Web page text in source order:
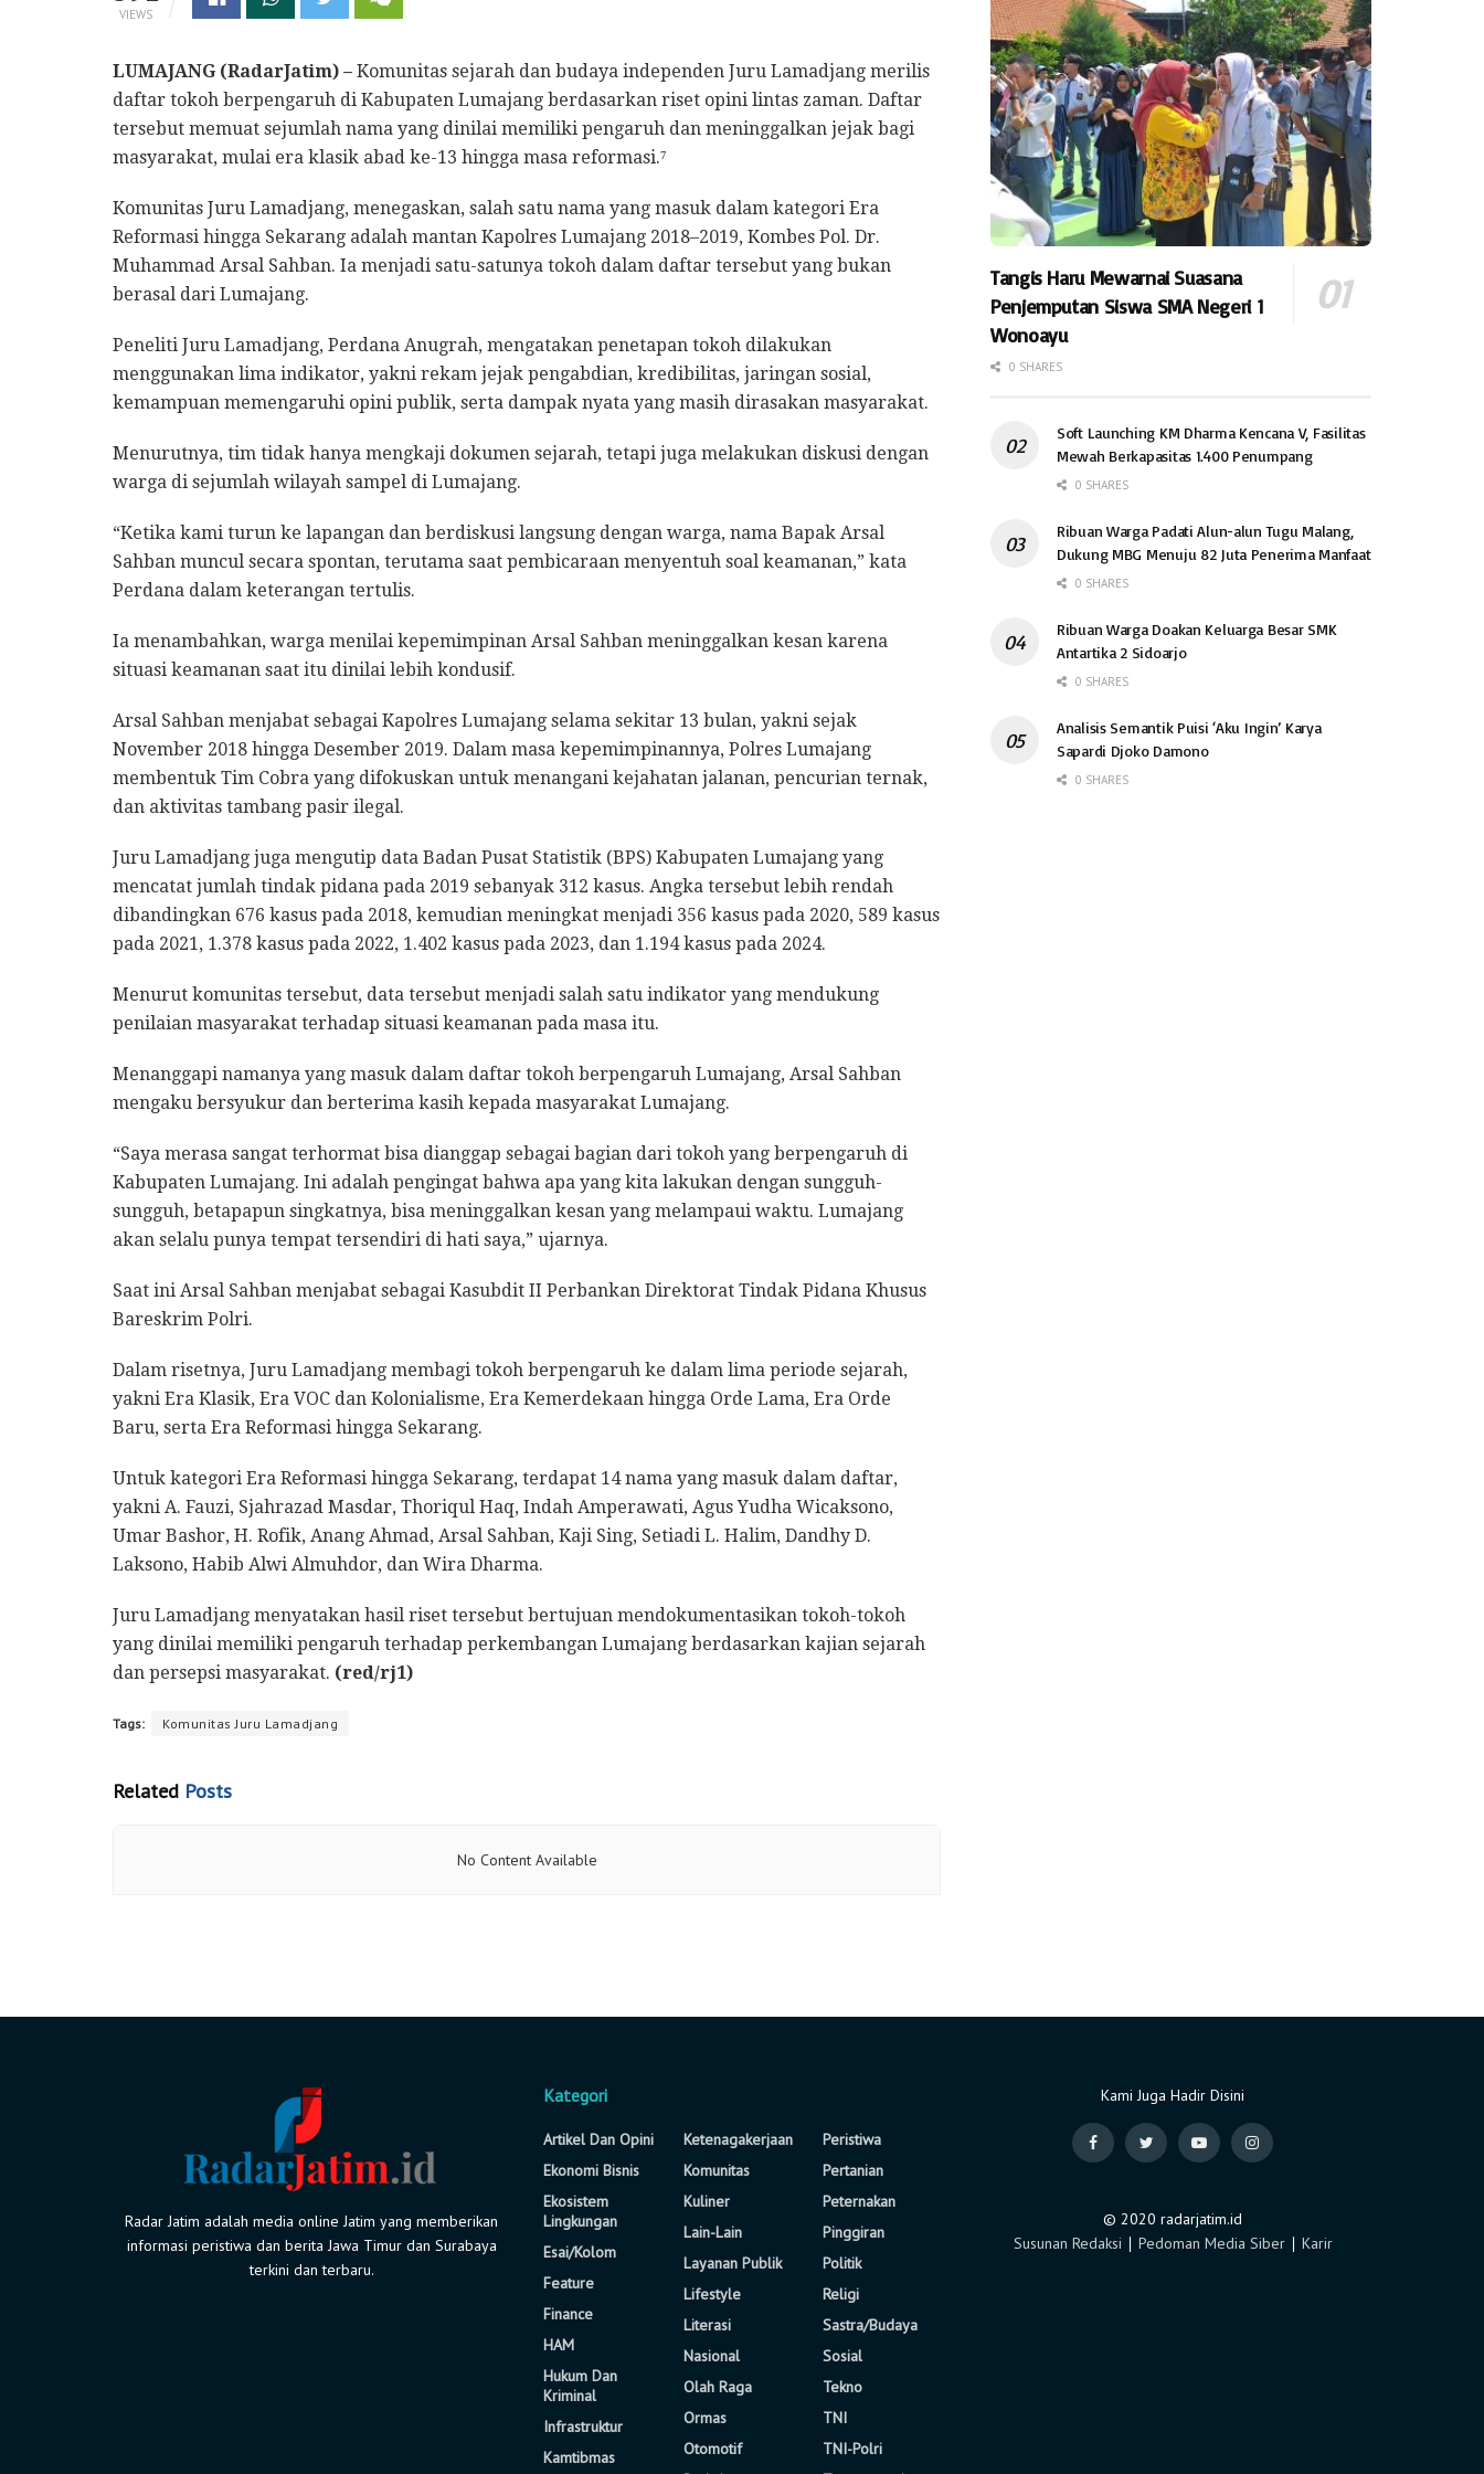
VIEWS
LUMAJANG (RadarJatim) – Komunitas sejarah dan budaya independen Juru Lamadjang merilis
daftar tokoh berpengaruh di Kabupaten Lumajang berdasarkan riset opini lintas zaman. Daftar
tersebut memuat sejumlah nama yang dinilai memiliki pengaruh dan meninggalkan jejak bagi
masyarakat, mulai era klasik abad ke-13 hingga masa reformasi.⁷
Komunitas Juru Lamadjang, menegaskan, salah satu nama yang masuk dalam kategori Era
Reformasi hingga Sekarang adalah mantan Kapolres Lumajang 2018–2019, Kombes Pol. Dr.
Muhammad Arsal Sahban. Ia menjadi satu-satunya tokoh dalam daftar tersebut yang bukan
berasal dari Lumajang.
Peneliti Juru Lamadjang, Perdana Anugrah, mengatakan penetapan tokoh dilakukan
menggunakan lima indikator, yakni rekam jejak pengabdian, kredibilitas, jaringan sosial,
kemampuan memengaruhi opini publik, serta dampak nyata yang masih dirasakan masyarakat.
Menurutnya, tim tidak hanya mengkaji dokumen sejarah, tetapi juga melakukan diskusi dengan
warga di sejumlah wilayah sampel di Lumajang.
“Ketika kami turun ke lapangan dan berdiskusi langsung dengan warga, nama Bapak Arsal
Sahban muncul secara spontan, terutama saat pembicaraan menyentuh soal keamanan,” kata
Perdana dalam keterangan tertulis.
Ia menambahkan, warga menilai kepemimpinan Arsal Sahban meninggalkan kesan karena
situasi keamanan saat itu dinilai lebih kondusif.
Arsal Sahban menjabat sebagai Kapolres Lumajang selama sekitar 13 bulan, yakni sejak
November 2018 hingga Desember 2019. Dalam masa kepemimpinannya, Polres Lumajang
membentuk Tim Cobra yang difokuskan untuk menangani kejahatan jalanan, pencurian ternak,
dan aktivitas tambang pasir ilegal.
Juru Lamadjang juga mengutip data Badan Pusat Statistik (BPS) Kabupaten Lumajang yang
mencatat jumlah tindak pidana pada 2019 sebanyak 312 kasus. Angka tersebut lebih rendah
dibandingkan 676 kasus pada 2018, kemudian meningkat menjadi 356 kasus pada 2020, 589 kasus
pada 2021, 1.378 kasus pada 2022, 1.402 kasus pada 2023, dan 1.194 kasus pada 2024.
Menurut komunitas tersebut, data tersebut menjadi salah satu indikator yang mendukung
penilaian masyarakat terhadap situasi keamanan pada masa itu.
Menanggapi namanya yang masuk dalam daftar tokoh berpengaruh Lumajang, Arsal Sahban
mengaku bersyukur dan berterima kasih kepada masyarakat Lumajang.
“Saya merasa sangat terhormat bisa dianggap sebagai bagian dari tokoh yang berpengaruh di
Kabupaten Lumajang. Ini adalah pengingat bahwa apa yang kita lakukan dengan sungguh-
sungguh, betapapun singkatnya, bisa meninggalkan kesan yang melampaui waktu. Lumajang
akan selalu punya tempat tersendiri di hati saya,” ujarnya.
Saat ini Arsal Sahban menjabat sebagai Kasubdit II Perbankan Direktorat Tindak Pidana Khusus
Bareskrim Polri.
Dalam risetnya, Juru Lamadjang membagi tokoh berpengaruh ke dalam lima periode sejarah,
yakni Era Klasik, Era VOC dan Kolonialisme, Era Kemerdekaan hingga Orde Lama, Era Orde
Baru, serta Era Reformasi hingga Sekarang.
Untuk kategori Era Reformasi hingga Sekarang, terdapat 14 nama yang masuk dalam daftar,
yakni A. Fauzi, Sjahrazad Masdar, Thoriqul Haq, Indah Amperawati, Agus Yudha Wicaksono,
Umar Bashor, H. Rofik, Anang Ahmad, Arsal Sahban, Kaji Sing, Setiadi L. Halim, Dandhy D.
Laksono, Habib Alwi Almuhdor, dan Wira Dharma.
Juru Lamadjang menyatakan hasil riset tersebut bertujuan mendokumentasikan tokoh-tokoh
yang dinilai memiliki pengaruh terhadap perkembangan Lumajang berdasarkan kajian sejarah
dan persepsi masyarakat. (red/rj1)
Tags: Komunitas Juru Lamadjang
Related Posts
No Content Available
Tangis Haru Mewarnai Suasana
Penjemputan Siswa SMA Negeri 1
Wonoayu
0 SHARES
Soft Launching KM Dharma Kencana V, Fasilitas
Mewah Berkapasitas 1.400 Penumpang
0 SHARES
Ribuan Warga Padati Alun-alun Tugu Malang,
Dukung MBG Menuju 82 Juta Penerima Manfaat
0 SHARES
Ribuan Warga Doakan Keluarga Besar SMK
Antartika 2 Sidoarjo
0 SHARES
Analisis Semantik Puisi ‘Aku Ingin’ Karya
Sapardi Djoko Damono
0 SHARES
Radar Jatim adalah media online Jatim yang memberikan
informasi peristiwa dan berita Jawa Timur dan Surabaya
terkini dan terbaru.
Kategori
Artikel Dan Opini
Ekonomi Bisnis
Ekosistem
Lingkungan
Esai/Kolom
Feature
Finance
HAM
Hukum Dan
Kriminal
Infrastruktur
Kamtibmas
Ketenagakerjaan
Komunitas
Kuliner
Lain-Lain
Layanan Publik
Lifestyle
Literasi
Nasional
Olah Raga
Ormas
Otomotif
Peristiwa
Pertanian
Peternakan
Pinggiran
Politik
Religi
Sastra/Budaya
Sosial
Tekno
TNI
TNI-Polri
Kami Juga Hadir Disini
© 2020 radarjatim.id
Susunan Redaksi ∣ Pedoman Media Siber∣ Karir